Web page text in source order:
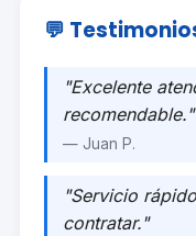
💬
"Excelente
recomendable."
— Juan P.
"Servicio
contratar."